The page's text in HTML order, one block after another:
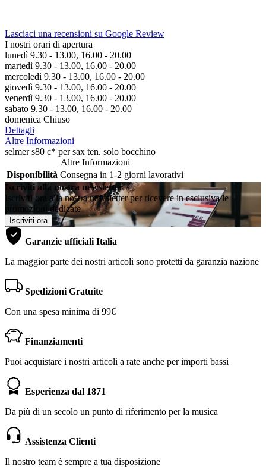
Lasciaci una recensioni su Google Review
I nostri orari di apertura
lunedì 9.30 - 13.00, 16.00 - 20.00
martedì 9.30 - 13.00, 16.00 - 20.00
mercoledì 9.30 - 13.00, 16.00 - 20.00
giovedì 9.30 - 13.00, 16.00 - 20.00
venerdì 9.30 - 13.00, 16.00 - 20.00
sabato 9.30 - 13.00, 16.00 - 20.00
domenica Chiuso
Dettagli
Altre Informazioni
selmer s80 c* per sax ten. solo bocchino
Altre Informazioni
Disponibilità Consegna in 1-2 giorni lavorativi
Iscriviti alla nostra newsletter
Iscriviti ora alla nostra newsletter per ricevere in esclusiva le
promozioni dedicate
Iscriviti ora
Garanzie ufficiali Italia
La maggior parte dei nostri articoli sono protetti da garanzia nazione
Spedizioni Gratuite
Con una spesa minima di 99€
Finanziamenti
Puoi acquistare i nostri articoli a rate anche per importi bassi
Esperienza dal 1871
Da più di un secolo un punto di riferimento per la musica
Assistenza Clienti
Il nostro team è sempre a tua disposizione